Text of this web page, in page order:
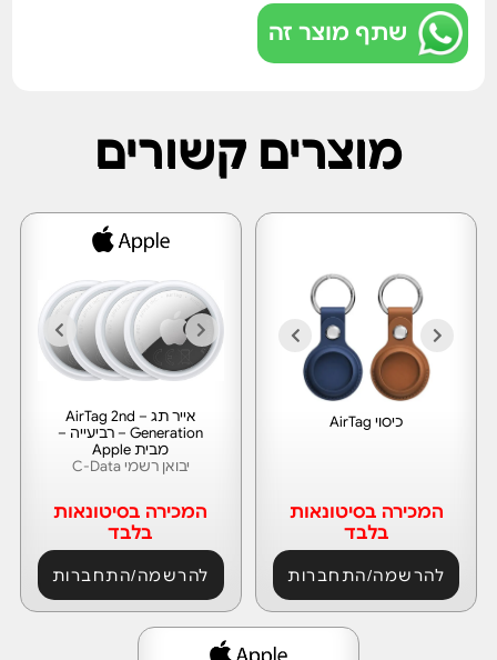
שתף מוצר זה
מוצרים קשורים
כיסוי AirTag
המכירה בסיטונאות
בלבד
להרשמה/התחברות
יבואן רשמי C-Data
אייר תג – AirTag 2nd
Generation – רביעייה –
מבית Apple
המכירה בסיטונאות
בלבד
להרשמה/התחברות